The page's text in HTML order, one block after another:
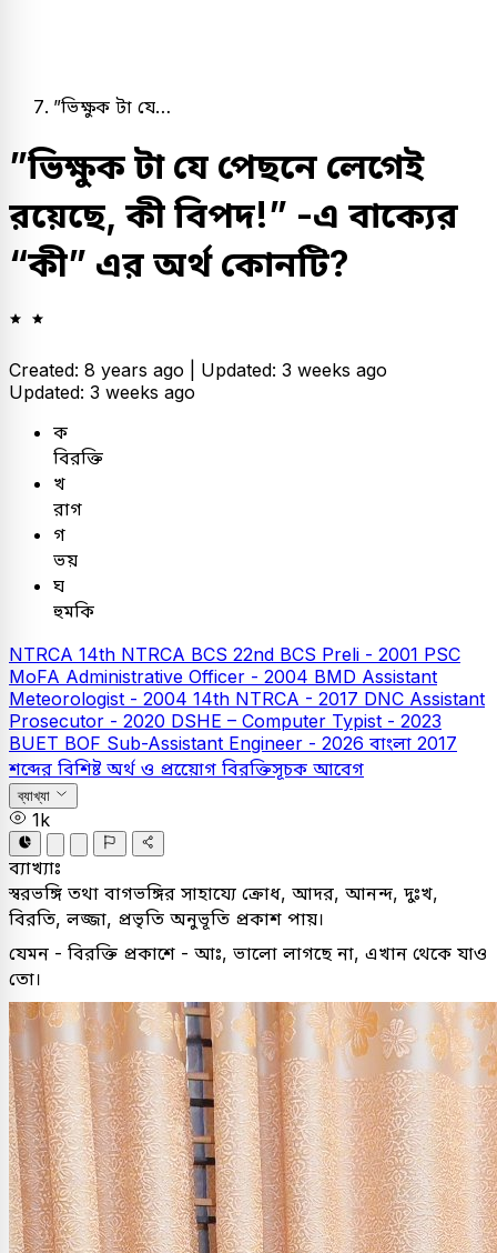
”ভিক্ষুক টা যে…
”ভিক্ষুক টা যে পেছনে লেগেই
রয়েছে, কী বিপদ!” -এ বাক্যের
“কী” এর অর্থ কোনটি?
Created: 8 years ago | Updated: 3 weeks ago
Updated: 3 weeks ago
ক
বিরক্তি
খ
রাগ
গ
ভয়
ঘ
হুমকি
NTRCA 14th NTRCA BCS 22nd BCS Preli - 2001 PSC
MoFA Administrative Officer - 2004 BMD Assistant
Meteorologist - 2004 14th NTRCA - 2017 DNC Assistant
Prosecutor - 2020 DSHE – Computer Typist - 2023
BUET BOF Sub-Assistant Engineer - 2026 বাংলা 2017
শব্দের বিশিষ্ট অর্থ ও প্রয়োেগ বিরক্তিসূচক আবেগ
ব্যাখ্যা
1k
ব্যাখ্যাঃ
স্বরভঙ্গি তথা বাগভঙ্গির সাহায্যে ক্রোধ, আদর, আনন্দ, দুঃখ,
বিরতি, লজ্জা, প্রভৃতি অনুভূতি প্রকাশ পায়।
যেমন - বিরক্তি প্রকাশে - আঃ, ভালো লাগছে না, এখান থেকে যাও
তো।